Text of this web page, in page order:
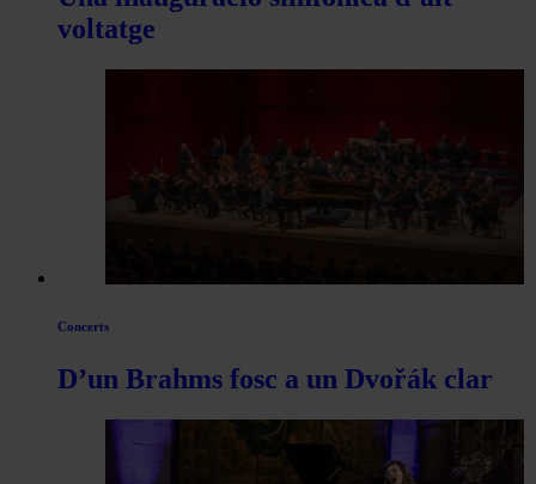
voltatge
Concerts
D’un Brahms fosc a un Dvořák clar